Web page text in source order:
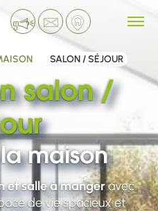
SALON / SÉJOUR
salon /
maison
et salle à mangeravec
de vie spacieux et